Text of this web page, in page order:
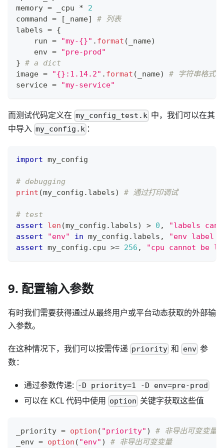
memory = _cpu *
2
command = [ _name]
# 列表
labels = {
    run
= "my-{}" . format (_name)
    env
=
"pre-prod"
} # a dict
image = "{}:1.14.2" . format (_name) # 字符串格式
service = "my-service"
而测试代码定义在 my_config_test.k 中，我们可以在其
中导入 my_config.k ：
import my_config
# debugging
print (my_config . labels) # 通过打印调试
# test
assert
len (my_config . labels) > 0 ,
"labels
assert
"env" in my_config . labels ,
"env label
assert my_config . cpu >= 256 , "cpu cannot be
9. 配置输入参数
有时我们需要获得通过从最终用户或平台动态获取的外部输
入参数。
在这种情况下，我们可以按需传递 priority 和 env参
数：
通过参数传递: -D priority=1 -D env=pre-prod
可以在 KCL 代码中使用 option 关键字获取这些值
_priority = option ( "priority" ) # 非导出可变变量
_env = option ( "env" ) # 非导出可变变量